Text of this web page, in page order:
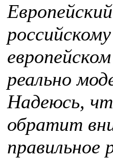
реально
Надеюсь,
обратит
правильное